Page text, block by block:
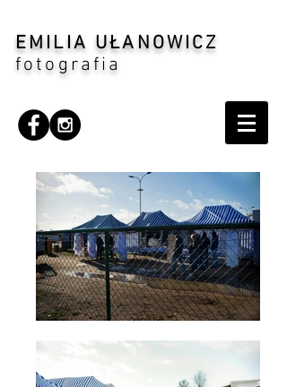
EMILIA UŁANOWICZ
fotografia